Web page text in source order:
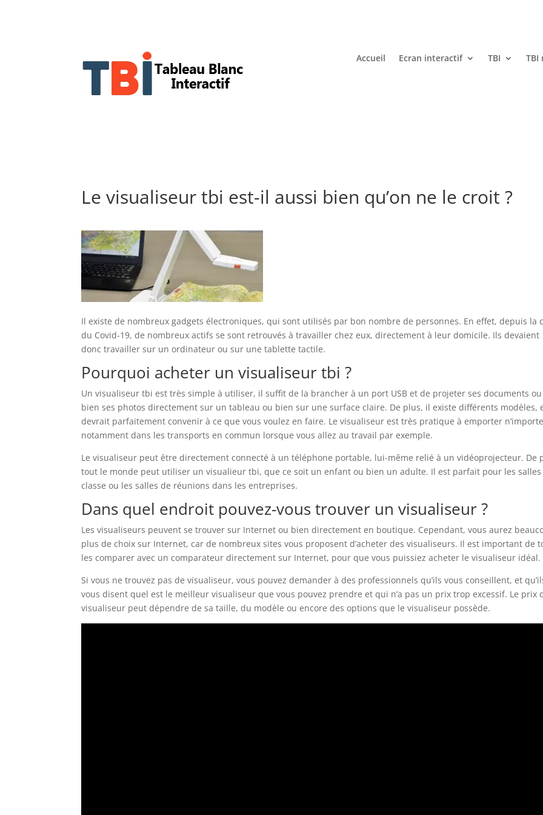
Accueil Ecran interactif TBI TBI
Le visualiseur tbi est-il aussi bien qu’on ne le croit ?
Il existe de nombreux gadgets électroniques, qui sont utilisés par bon nombre de personnes. En effet, depuis la
du Covid-19, de nombreux actifs se sont retrouvés à travailler chez eux, directement à leur domicile. Ils devaient
donc travailler sur un ordinateur ou sur une tablette tactile.
Pourquoi acheter un visualiseur tbi ?
Un visualiseur tbi est très simple à utiliser, il suffit de la brancher à un port USB et de projeter ses documents ou
bien ses photos directement sur un tableau ou bien sur une surface claire. De plus, il existe différents modèles,
devrait parfaitement convenir à ce que vous voulez en faire. Le visualiseur est très pratique à emporter
notamment dans les transports en commun lorsque vous allez au travail par exemple.
Le visualiseur peut être directement connecté à un téléphone portable, lui-même relié à un vidéoprojecteur. De
tout le monde peut utiliser un visualieur tbi, que ce soit un enfant ou bien un adulte. Il est parfait pour les salles
classe ou les salles de réunions dans les entreprises.
Dans quel endroit pouvez-vous trouver un visualiseur ?
Les visualiseurs peuvent se trouver sur Internet ou bien directement en boutique. Cependant, vous aurez
plus de choix sur Internet, car de nombreux sites vous proposent d’acheter des visualiseurs. Il est important de
les comparer avec un comparateur directement sur Internet, pour que vous puissiez acheter le visualiseur idéal.
Si vous ne trouvez pas de visualiseur, vous pouvez demander à des professionnels qu’ils vous conseillent, et
vous disent quel est le meilleur visualiseur que vous pouvez prendre et qui n’a pas un prix trop excessif. Le prix
visualiseur peut dépendre de sa taille, du modèle ou encore des options que le visualiseur possède.